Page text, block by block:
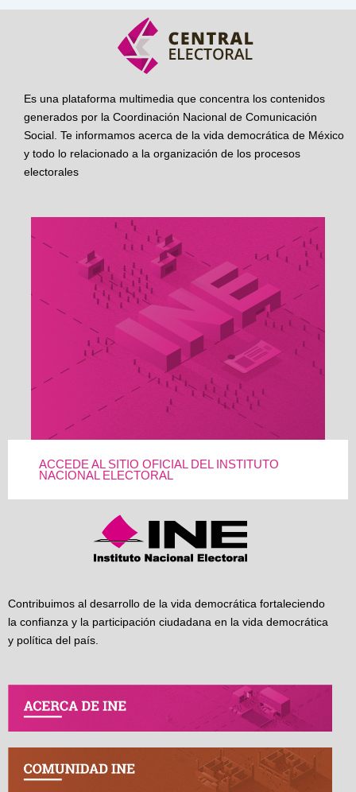
Es una plataforma multimedia que concentra los contenidos
generados por la Coordinación Nacional de Comunicación
Social. Te informamos acerca de la vida democrática de México
y todo lo relacionado a la organización de los procesos
electorales
ACCEDE AL SITIO OFICIAL DEL INSTITUTO
NACIONAL ELECTORAL
Contribuimos al desarrollo de la vida democrática fortaleciendo
la confianza y la participación ciudadana en la vida democrática
y política del país.